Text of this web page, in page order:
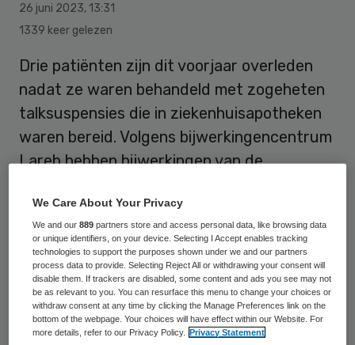
26 juni 2023, 13:31
1339 keer gelezen
Drie patiënten zijn dit voorjaar overleden
nadat ze waren behandeld met zogeheten
talksuspensies die in ziekenhuisapotheken
waren bereid. Volgens bijwerkingencentrum
Lareb hebben bijwerkingen van de
voorzorg is daarom besloten dat deze
zelfbereide middelen niet meer worden
gebruikt.
Talksuspensies worden onder meer
gebruikt om patiënten te behandelen aan
We Care About Your Privacy
We and our889 partners store and access personal data, like browsing data
or unique identifiers, on your device. Selecting I Accept enables tracking
technologies to support the purposes shown under we and our partners
process data to provide. Selecting Reject All or withdrawing your consent will
disable them. If trackers are disabled, some content and ads you see may not
be as relevant to you. You can resurface this menu to change your choices or
withdraw consent at any time by clicking the Manage Preferences link on the
bottom of the webpage. Your choices will have effect within our Website. For
more details, refer to our Privacy Policy.
Privacy Statement